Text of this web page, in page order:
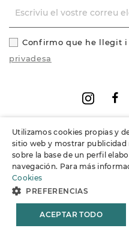
Informació
Suport
© 2026 Joieria Grau.Tots els
Confirmo que he llegit i
privadesa
Utilizamos cookies propias y
sitio web y mostrar publicidad
sobre la base de un perfil
navegación. Para más
Cookies
PREFERENCIAS
ACEPTAR TODO